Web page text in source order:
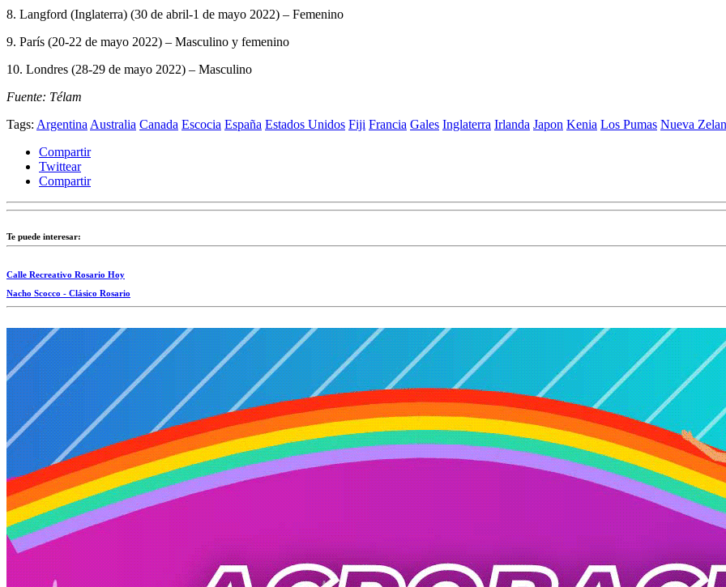
8. Langford (Inglaterra) (30 de abril-1 de mayo 2022) – Femenino
9. París (20-22 de mayo 2022) – Masculino y femenino
10. Londres (28-29 de mayo 2022) – Masculino
Fuente: Télam
Tags: Argentina Australia Canada Escocia España Estados Unidos Fiji Francia Gales Inglaterra Irlanda Japon Kenia Los Pumas Nueva
Compartir
Twittear
Compartir
Te puede interesar:
Calle Recreativo Rosario Hoy
Nacho Scocco - Clásico Rosario